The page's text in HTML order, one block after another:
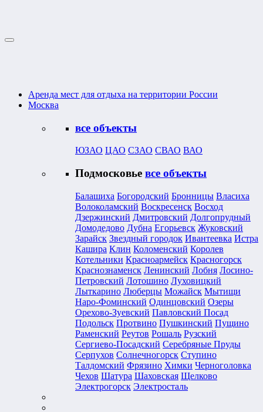
Аренда мест для отдыха на территории России
Москва
все объекты
ЮЗАО ЦАО СЗАО СВАО ВАО
Подмосковье все объекты
Балашиха Богородский Бронницы Власиха
Волоколамский Воскресенск Восход
Дзержинский Дмитровский Долгопрудный
Домодедово Дубна Егорьевск Жуковский
Зарайск Звездный городок Ивантеевка Истра
Кашира Клин Коломенский Королев
Котельники Красноармейск Красногорск
Краснознаменск Ленинский Лобня Лосино-
Петровский Лотошино Луховицкий
Лыткарино Люберцы Можайск Мытищи
Наро-Фоминский Одинцовский Озеры
Орехово-Зуевский Павловский Посад
Подольск Протвино Пушкинский Пущино
Раменский Реутов Рошаль Рузский
Сергиево-Посадский Серебряные Пруды
Серпухов Солнечногорск Ступино
Талдомский Фрязино Химки Черноголовка
Чехов Шатура Шаховская Щелково
Электрогорск Электросталь